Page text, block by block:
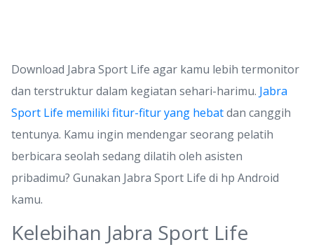
Download Jabra Sport Life agar kamu lebih termonitor
dan terstruktur dalam kegiatan sehari-harimu. Jabra
Sport Life memiliki fitur-fitur yang hebatdan canggih
tentunya. Kamu ingin mendengar seorang pelatih
berbicara seolah sedang dilatih oleh asisten
pribadimu? Gunakan Jabra Sport Life di hp Android
kamu.
Kelebihan Jabra Sport Life